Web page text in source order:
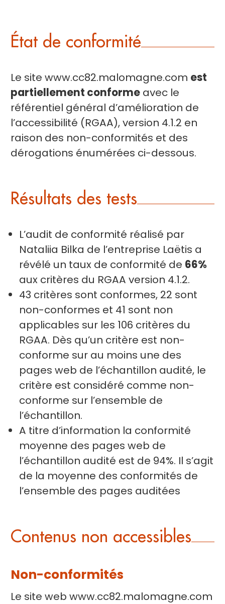
État de conformité
Le site www.cc82.malomagne.com est
partiellement conforme avec le
référentiel général d’amélioration de
l’accessibilité (RGAA), version 4.1.2 en
raison des non-conformités et des
dérogations énumérées ci-dessous.
Résultats des tests
L’audit de conformité réalisé par
Nataliia Bilka de l’entreprise Laëtis a
révélé un taux de conformité de 66%
aux critères du RGAA version 4.1.2.
43 critères sont conformes, 22 sont
non-conformes et 41 sont non
applicables sur les 106 critères du
RGAA. Dès qu’un critère est non-
conforme sur au moins une des
pages web de l’échantillon audité, le
critère est considéré comme non-
conforme sur l’ensemble de
l’échantillon.
A titre d’information la conformité
moyenne des pages web de
l’échantillon audité est de 94%. Il s’agit
de la moyenne des conformités de
l’ensemble des pages auditées
Contenus non accessibles
Non-conformités
Le site web www.cc82.malomagne.com